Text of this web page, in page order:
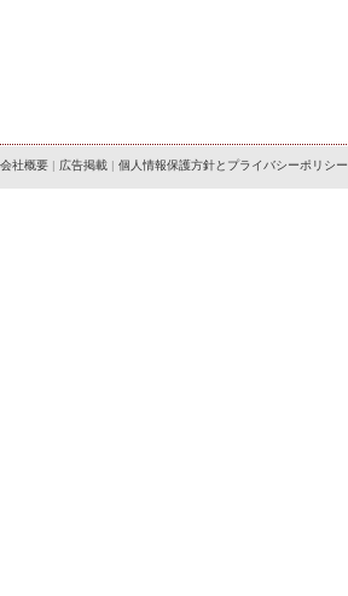
会社概要 | 広告掲載 | 個人情報保護方針とプライバシーポリシー